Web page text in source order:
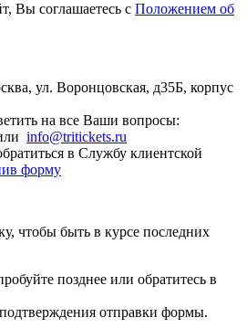
Вы соглашаетесь с Положением об
ул. Воронцовская, д35Б, корпус
на все Ваши вопросы:
info@tritickets.ru
в Службу клиентской
форму
чтобы быть в курсе последних
позднее или обратитесь в
отправки формы.